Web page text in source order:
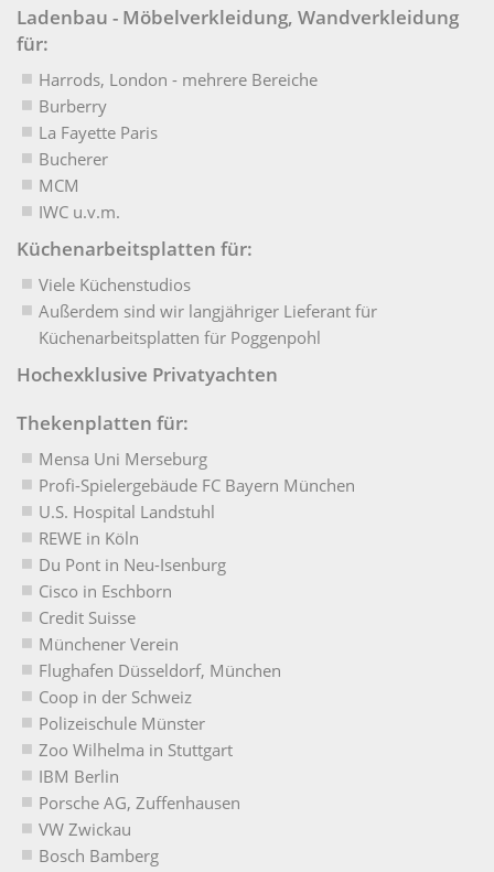
Ladenbau - Möbelverkleidung, Wandverkleidung
für:
Harrods, London - mehrere Bereiche
Burberry
La Fayette Paris
Bucherer
MCM
IWC u.v.m.
Küchenarbeitsplatten für:
Viele Küchenstudios
Außerdem sind wir langjähriger Lieferant für
Küchenarbeitsplatten für Poggenpohl
Hochexklusive Privatyachten
Thekenplatten für:
Mensa Uni Merseburg
Profi-Spielergebäude FC Bayern München
U.S. Hospital Landstuhl
REWE in Köln
Du Pont in Neu-Isenburg
Cisco in Eschborn
Credit Suisse
Münchener Verein
Flughafen Düsseldorf, München
Coop in der Schweiz
Polizeischule Münster
Zoo Wilhelma in Stuttgart
IBM Berlin
Porsche AG, Zuffenhausen
VW Zwickau
Bosch Bamberg